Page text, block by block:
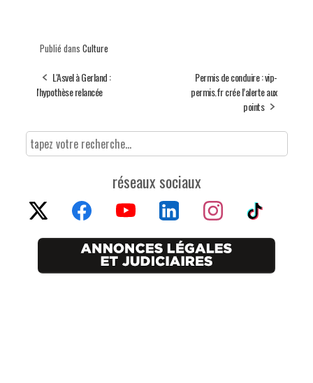
Publié dans Culture
L'Asvel à Gerland :
l'hypothèse relancée
Permis de conduire : vip-
permis.fr crée l’alerte aux
points
réseaux sociaux